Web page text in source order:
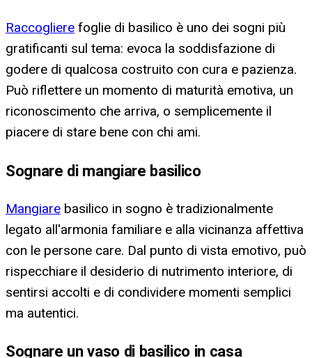
Raccogliere foglie di basilico è uno dei sogni più
gratificanti sul tema: evoca la soddisfazione di
godere di qualcosa costruito con cura e pazienza.
Può riflettere un momento di maturità emotiva, un
riconoscimento che arriva, o semplicemente il
piacere di stare bene con chi ami.
Sognare di mangiare basilico
Mangiare basilico in sogno è tradizionalmente
legato all'armonia familiare e alla vicinanza affettiva
con le persone care. Dal punto di vista emotivo, può
rispecchiare il desiderio di nutrimento interiore, di
sentirsi accolti e di condividere momenti semplici
ma autentici.
Sognare un vaso di basilico in casa